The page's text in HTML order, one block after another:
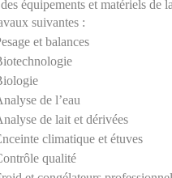
équipements et matériels de
suivantes :
et balances
de l’eau
de lait et dérivées
climatique et étuves
qualité